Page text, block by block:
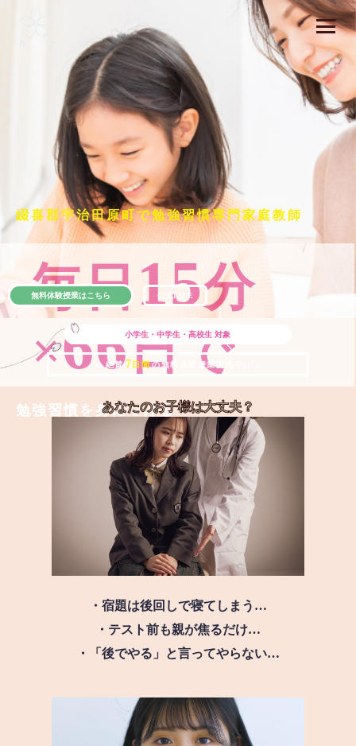
綴喜郡宇治田原町で勉強習慣専門家庭教師
毎日15分
×66日で
勉強習慣を身につける
小学生・中学生・高校生 対象
＼ 絶賛 7 日間の無料体験授業実施中!! ／
無料体験授業はこちら 公式LINE
あなたのお子様は大丈夫？
・宿題は後回しで寝てしまう…
・テスト前も親が焦るだけ…
・「後でやる」と言ってやらない…